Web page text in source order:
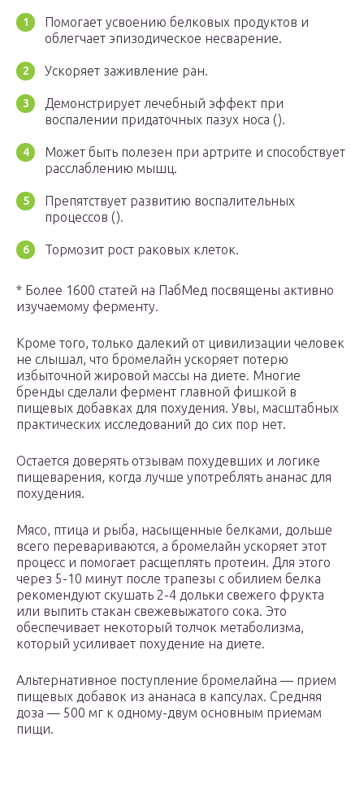
Помогает усвоению белковых продуктов и
облегчает эпизодическое несварение.
Ускоряет заживление ран.
Демонстрирует лечебный эффект при
воспалении придаточных пазух носа ().
Может быть полезен при артрите и способствует
расслаблению мышц.
Препятствует развитию воспалительных
процессов ().
Тормозит рост раковых клеток.
* Более 1600 статей на ПабМед посвящены активно
изучаемому ферменту.
Кроме того, только далекий от цивилизации человек
не слышал, что бромелайн ускоряет потерю
избыточной жировой массы на диете. Многие
бренды сделали фермент главной фишкой в
пищевых добавках для похудения. Увы, масштабных
практических исследований до сих пор нет.
Остается доверять отзывам похудевших и логике
пищеварения, когда лучше употреблять ананас для
похудения.
Мясо, птица и рыба, насыщенные белками, дольше
всего перевариваются, а бромелайн ускоряет этот
процесс и помогает расщеплять протеин. Для этого
через 5-10 минут после трапезы с обилием белка
рекомендуют скушать 2-4 дольки свежего фрукта
или выпить стакан свежевыжатого сока. Это
обеспечивает некоторый толчок метаболизма,
который усиливает похудение на диете.
Альтернативное поступление бромелайна — прием
пищевых добавок из ананаса в капсулах. Средняя
доза — 500 мг к одному-двум основным приемам
пищи.